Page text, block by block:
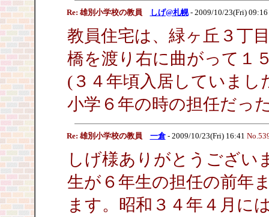
Re: 雄別小学校の教員 しげ@札幌- 2009/10/23(Fri) 09:16
教員住宅は、緑ヶ丘３丁
橋を渡り右に曲がって１
(３４年頃入居していまし
小学６年の時の担任だっ
Re: 雄別小学校の教員 一倉- 2009/10/23(Fri) 16:41
しげ様ありがとうござい
生が６年生の担任の前年
ます。昭和３４年４月に